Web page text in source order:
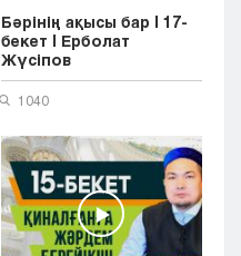
Бәрінің ақысы бар | 17-
бекет | Ерболат
Жүсіпов
1040